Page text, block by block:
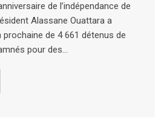
de l’indépendance de
Alassane Ouattara a
de 4 661 détenus de
pour des…